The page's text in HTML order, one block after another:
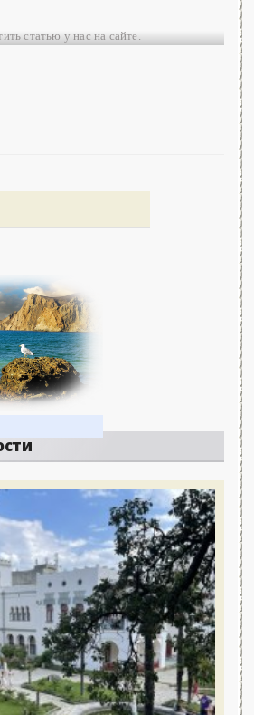
статью у нас на сайте.